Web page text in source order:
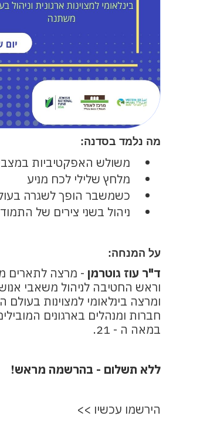
מה נלמד בסדנה:
משולש האפקטיביות
מלחץ שלילי לכח מניע
כשמשבר הופך לשגרה
ניהול בשני צירים של
על המנחה:
ד"ר עוז גוטרמן - מרצה לתארים
וראש החטיבה לניהול משאבי
ומרצה בינלאומי למצוינות
חברות ומנהלים בארגונים
במאה ה - 21.
ללא תשלום - בהרשמה מראש!
הירשמו עכשיו >>